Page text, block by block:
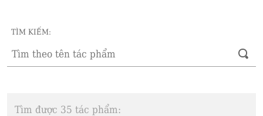
TÌM KIẾM:
Tìm được 35 tác phẩm: